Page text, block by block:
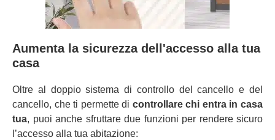
Aumenta la sicurezza dell'accesso alla tua
casa
Oltre al doppio sistema di controllo del cancello e del
cancello, che ti permette di controllare chi entra in casa
tua, puoi anche sfruttare due funzioni per rendere sicuro
l’accesso alla tua abitazione: